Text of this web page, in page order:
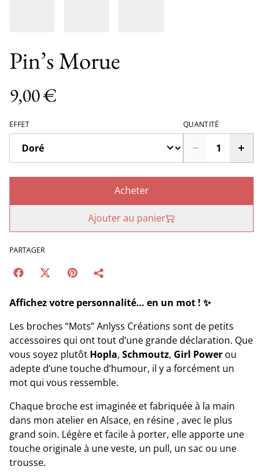
Pin’s Morue
9,00 €
EFFET QUANTITÉ
Acheter
Ajouter au panier
PARTAGER
Affichez votre personnalité… en un mot ! ✨
Les broches “Mots” Anlyss Créations sont de petits
accessoires qui ont tout d’une grande déclaration. Que
vous soyez plutôt Hopla, Schmoutz, Girl Power ou
adepte d’une touche d’humour, il y a forcément un
mot qui vous ressemble.
Chaque broche est imaginée et fabriquée à la main
dans mon atelier en Alsace, en résine , avec le plus
grand soin. Légère et facile à porter, elle apporte une
touche originale à une veste, un pull, un sac ou une
trousse.